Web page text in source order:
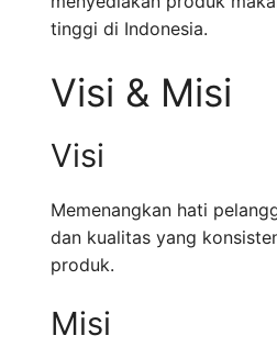
tinggi di Indonesia.
Visi & Misi
Visi
Memenangkan hati
dan kualitas yang
produk.
Misi